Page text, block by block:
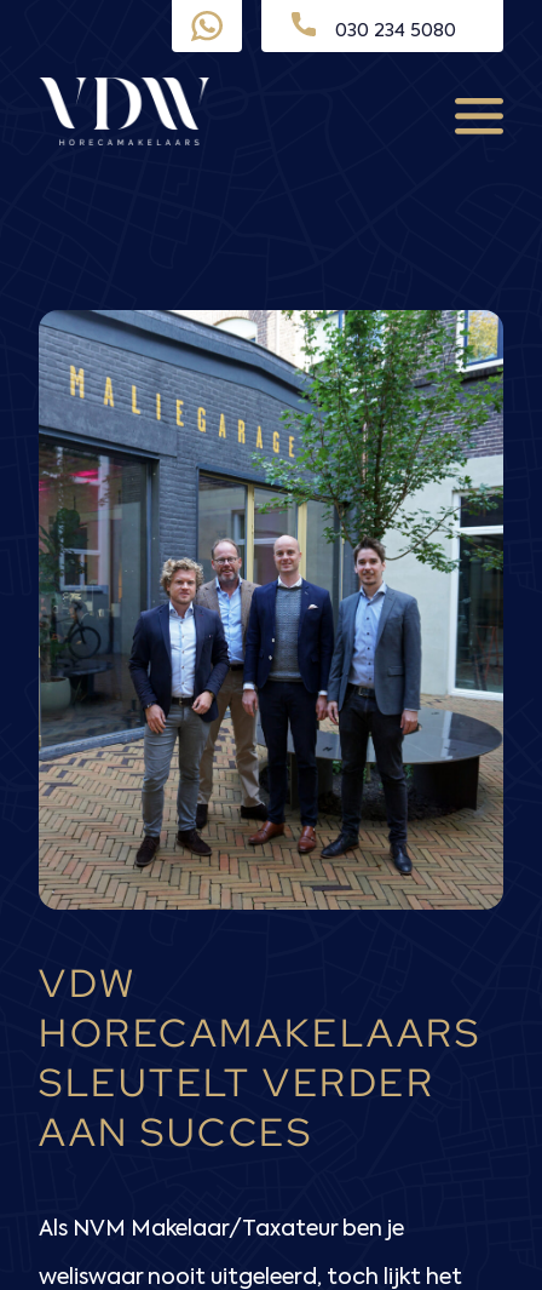
inhoud
030 234 5080
Menu
VDW
HORECAMAKELAARS
SLEUTELT VERDER
AAN SUCCES
Als NVM Makelaar/Taxateur ben je
weliswaar nooit uitgeleerd, toch lijkt het